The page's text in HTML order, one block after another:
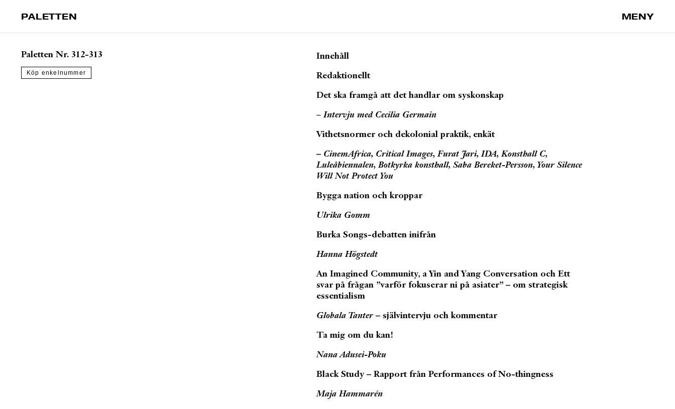
PALETTEN MENY
Tidskrift
Prenumerationer
Nyhetsbrev
Sök
Paletten Nr. 312-313
Köp enkelnummer
Innehåll
Redaktionellt
Det ska framgå att det handlar om syskonskap
– Intervju med Cecilia Germain
Vithetsnormer och dekolonial praktik, enkät
– CinemAfrica, Critical Images, Furat Jari, IDA, Konsthall C,
Luleåbiennalen, Botkyrka konsthall, Saba Bereket-Persson, Your Silence
Will Not Protect You
Bygga nation och kroppar
Ulrika Gomm
Burka Songs-debatten inifrån
Hanna Högstedt
An Imagined Community, a Yin and Yang Conversation och Ett
svar på frågan ”varför fokuserar ni på asiater” – om strategisk
essentialism
Globala Tanter – självintervju och kommentar
Ta mig om du kan!
Nana Adusei-Poku
Black Study – Rapport från Performances of No-thingness
Maja Hammarén